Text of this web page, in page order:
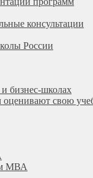
консультации
России
бизнес-школах
оценивают свою
МВА